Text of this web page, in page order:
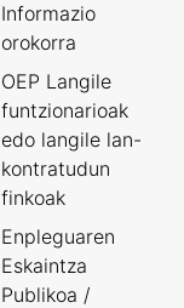
Informazio
orokorra
OEP Langile
funtzionarioak
edo langile lan-
kontratudun
finkoak
Enpleguaren
Eskaintza
Publikoa /